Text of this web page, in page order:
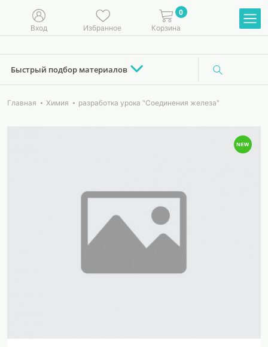
Вход Избранное
0
Корзина
Быстрый подбор материалов
Главная Химия разработка урока "Соединения железа"